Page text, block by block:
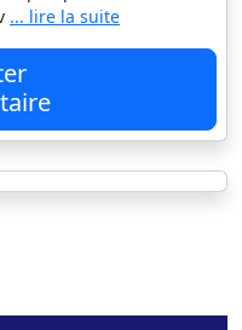
... lire la suite